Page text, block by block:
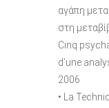
αγάπη
στη
Cinq
d’une
2006
• La